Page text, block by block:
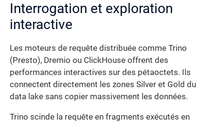
Interrogation et exploration
interactive
Les moteurs de requête distribuée comme Trino
(Presto), Dremio ou ClickHouse offrent des
performances interactives sur des pétaoctets. Ils
connectent directement les zones Silver et Gold du
data lake sans copier massivement les données.
Trino scinde la requête en fragments exécutés en